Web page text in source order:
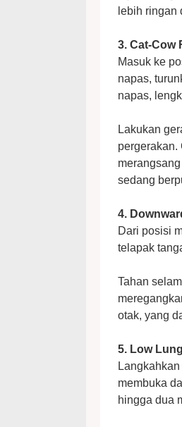
lebih ringan
3. Cat-Cow
Masuk ke
napas,
napas,
Lakukan
pergerakan.
sedang
4.
Dari posisi
telapak
Tahan
otak, yang
5. Low
membuka
hingga dua